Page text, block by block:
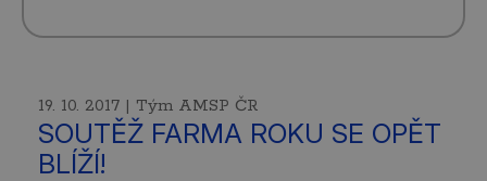
19. 10. 2017 | Tým AMSP ČR
SOUTĚŽ FARMA ROKU SE OPĚT
BLÍŽÍ!